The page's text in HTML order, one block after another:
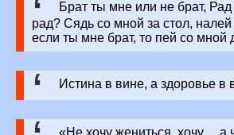
Брат ты мне или не брат,
рад? Сядь со мной за стол,
если ты мне брат, то пей со мной
Истина в вине, а здоровье в
«Не хочу жениться, хочу… а